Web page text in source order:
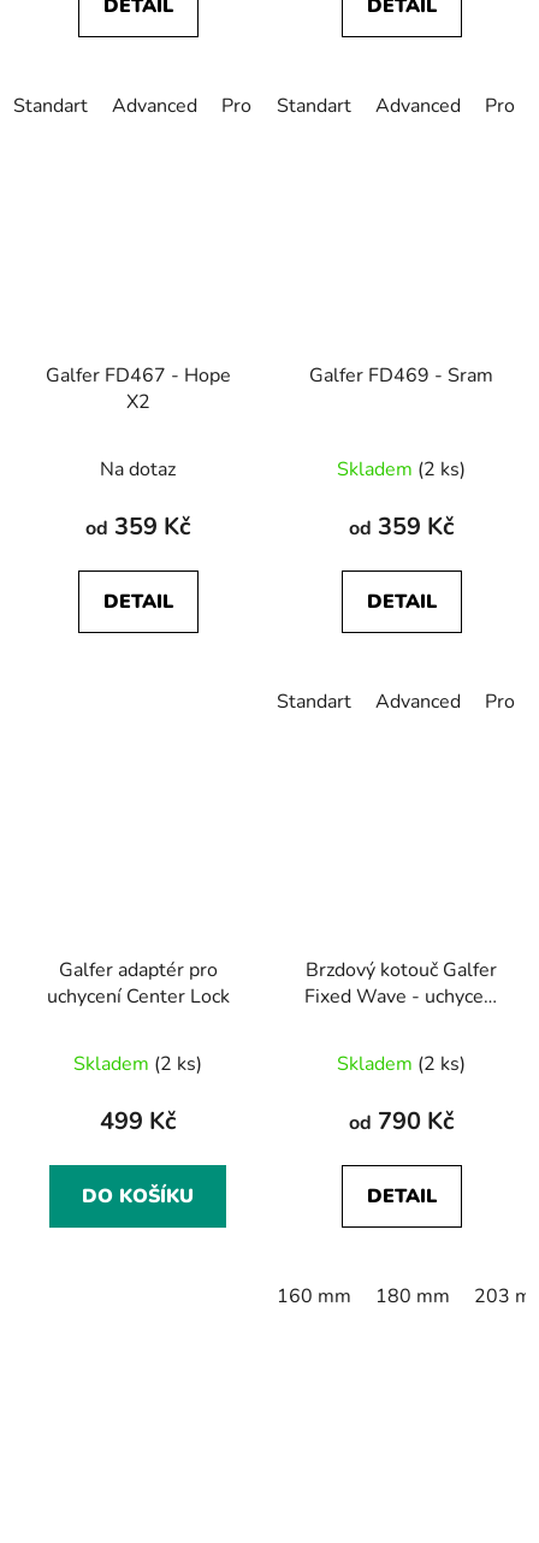
DETAIL
Standart Advanced Pro
DETAIL
Standart Advanced Pro
Galfer FD467 - Hope
X2
Na dotaz
od 359 Kč
DETAIL
Galfer FD469 - Sram
Skladem (2 ks)
od 359 Kč
DETAIL
Standart Advanced Pro
Galfer adaptér pro
uchycení Center Lock
Skladem (2 ks)
499 Kč
DO KOŠÍKU
Brzdový kotouč Galfer
Fixed Wave - uchycení
Skladem (2 ks)
od 790 Kč
DETAIL
160 mm 180 mm 203